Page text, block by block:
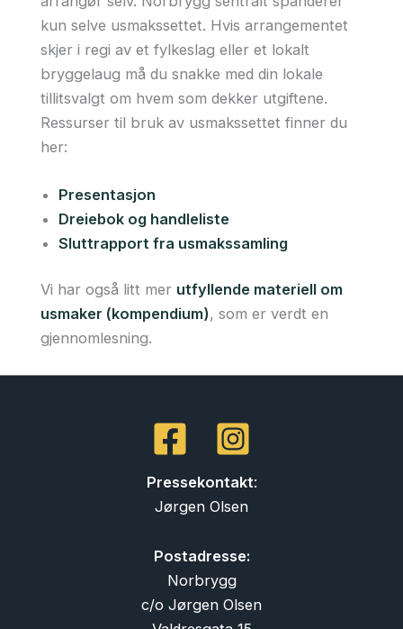
kun selve usmakssettet. Hvis arrangementet
skjer i regi av et fylkeslag eller et lokalt
bryggelaug må du snakke med din lokale
tillitsvalgt om hvem som dekker utgiftene.
Ressurser til bruk av usmakssettet finner du
her:
Presentasjon
Dreiebok og handleliste
Sluttrapport fra usmakssamling
Vi har også litt mer utfyllende materiell om
usmaker (kompendium), som er verdt en
gjennomlesning.
Pressekontakt:
Jørgen Olsen
Postadresse:
Norbrygg
c/o Jørgen Olsen